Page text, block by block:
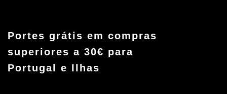
Portes grátis em compras
superiores a 30€ para
Portugal e Ilhas